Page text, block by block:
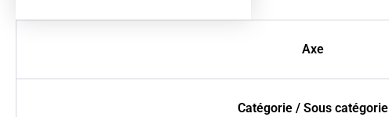
Axe
Catégorie / Sous catégorie